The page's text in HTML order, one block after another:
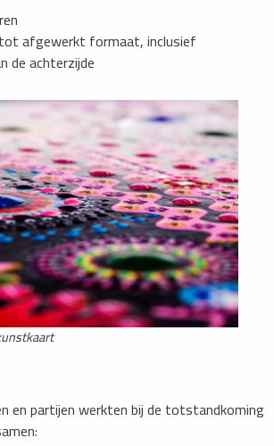
afgewerkt formaat, inclusief
de achterzijde
en partijen werkten bij de totstandkoming